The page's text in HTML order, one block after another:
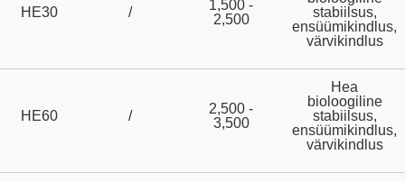
HE30 /
1,500 -
2,500
stabiilsus,
ensüümikindlus,
värvikindlus
HE60 /
2,500 -
3,500
Hea
bioloogiline
stabiilsus,
ensüümikindlus,
värvikindlus